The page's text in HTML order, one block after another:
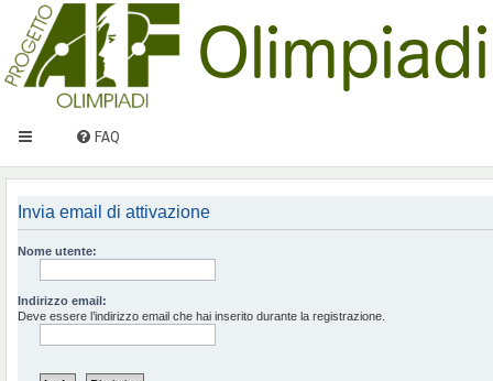
FAQ
Invia email di attivazione
Nome utente:
Indirizzo email:
Deve essere l’indirizzo email che hai inserito durante la registrazione.